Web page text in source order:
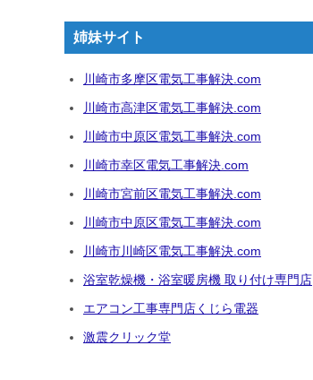
姉妹サイト
川崎市多摩区電気工事解決.com
川崎市高津区電気工事解決.com
川崎市中原区電気工事解決.com
川崎市幸区電気工事解決.com
川崎市宮前区電気工事解決.com
川崎市中原区電気工事解決.com
川崎市川崎区電気工事解決.com
浴室乾燥機・浴室暖房機 取り付け専門店
エアコン工事専門店くじら電器
激震クリック堂